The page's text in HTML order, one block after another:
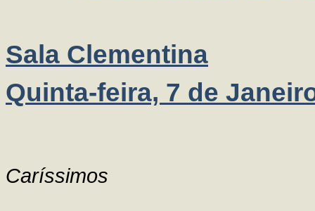
Sala Clementina
Quinta-feira, 7 de
Caríssimos